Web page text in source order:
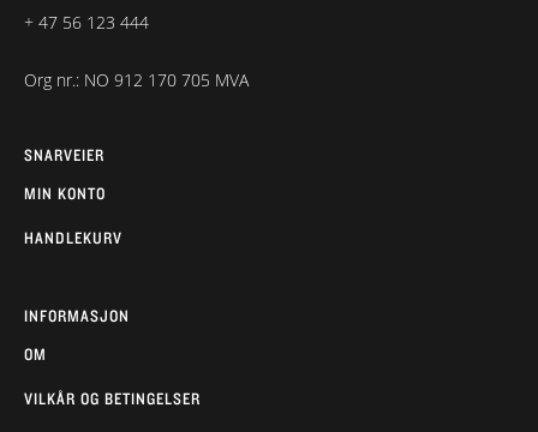
+ 47 56 123 444
Org nr.: NO 912 170 705 MVA
SNARVEIER
MIN KONTO
HANDLEKURV
INFORMASJON
OM
VILKÅR OG BETINGELSER